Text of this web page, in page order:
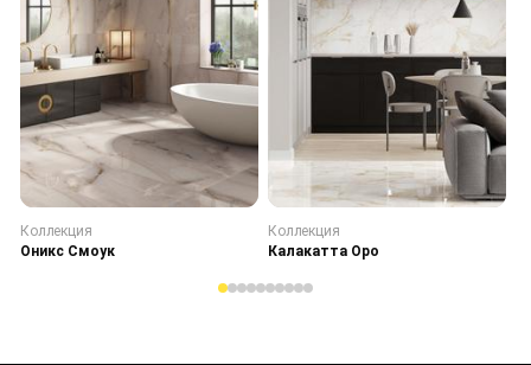
Коллекция
Оникс Смоук
Коллекция
Калакатта Оро